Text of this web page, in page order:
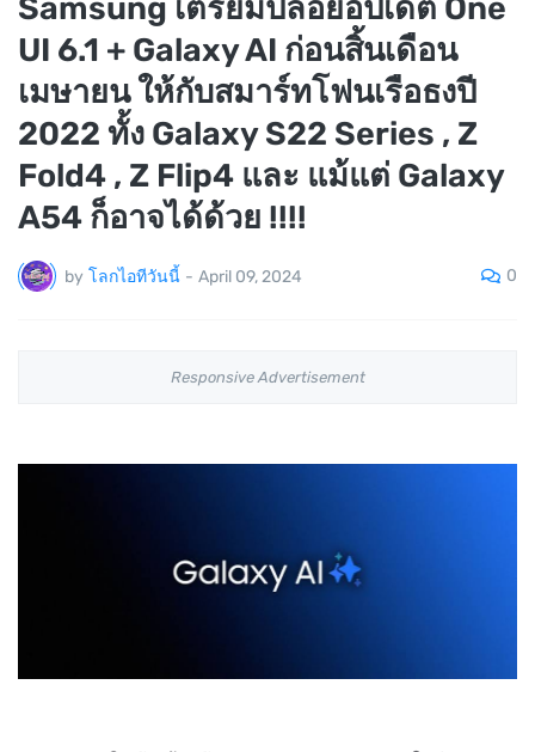
Samsung เตรียมปล่อยอัปเดต One
UI 6.1 + Galaxy AI ก่อนสิ้นเดือน
เมษายน ให้กับสมาร์ทโฟนเรือธงปี
2022 ทั้ง Galaxy S22 Series , Z
Fold4 , Z Flip4 และ แม้แต่ Galaxy
A54 ก็อาจได้ด้วย !!!!
by โลกไอทีวันนี้ - April 09, 2024 0
Responsive Advertisement